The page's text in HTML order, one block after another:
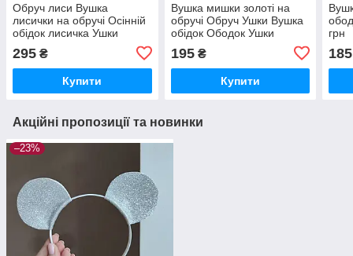
Обруч лиси Вушка
лисички на обручі Осінній
обідок лисичка Ушки
Лисички на обруче Обруч
с ушками Лисичка
295 ₴
Купити
Вушка мишки золоті на
обручі Обруч Ушки Вушка
обідок Ободок Ушки
золото Новорічний обруч є
дорослі і дитячі
195₴
Купити
грн
185
Акційні пропозиції та новинки
–23%